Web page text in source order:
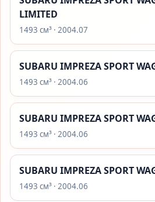
LIMITED
1493 см³ · 2004.07
SUBARU IMPREZA SPORT
1493 см³ · 2004.06
SUBARU IMPREZA SPORT
1493 см³ · 2004.06
SUBARU IMPREZA SPORT
1493 см³ · 2004.06